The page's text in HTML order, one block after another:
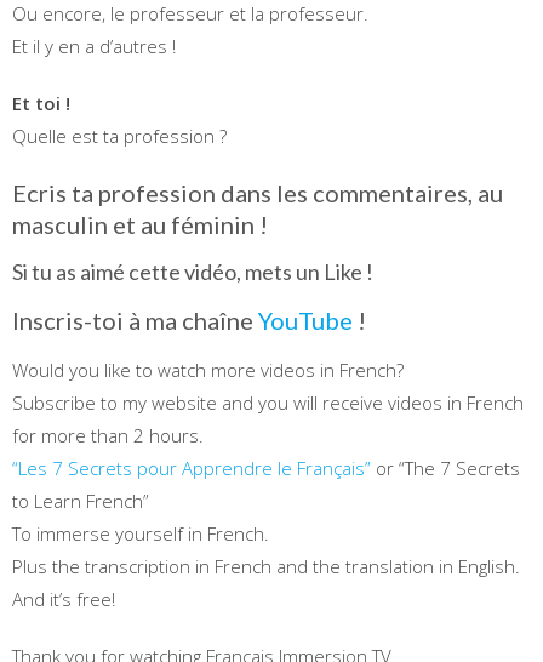
Ou encore, le professeur et la professeur.
Et il y en a d’autres !
Et toi !
Quelle est ta profession ?
Ecris ta profession dans les commentaires, au
masculin et au féminin !
Si tu as aimé cette vidéo, mets un Like !
Inscris-toi à ma chaîne YouTube !
Would you like to watch more videos in French?
Subscribe to my website and you will receive videos in French
for more than 2 hours.
“Les 7 Secrets pour Apprendre le Français” or “The 7 Secrets
to Learn French”
To immerse yourself in French.
Plus the transcription in French and the translation in English.
And it’s free!
Thank you for watching Français Immersion TV.